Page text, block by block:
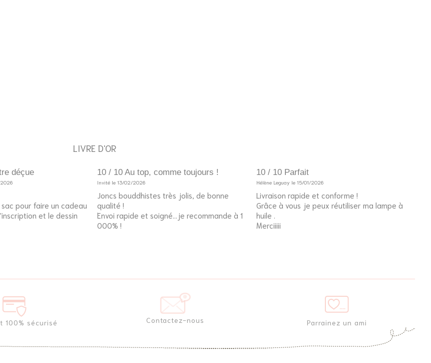
LIVRE D'OR
déçue
pour faire un cadeau
et le dessin
10 / 10 Au top, comme toujours !
Invité le 13/02/2026
Joncs bouddhistes très jolis, de bonne
qualité !
Envoi rapide et soigné...je recommande à 1
000% !
10 / 10 Parfait
Hélène Leguay le 15/01/2026
Livraison rapide et conforme !
Grâce à vous je peux réutiliser ma lampe à
huile .
Merciiiii
100% sécurisé Contactez-nous Parrainez un ami